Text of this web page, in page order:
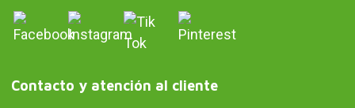
Contacto y atención al cliente